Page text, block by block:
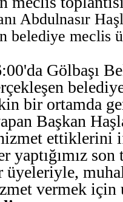
Abdulnasır
belediye meclis
Gölbaşı
bir ortamda
Başkan
ettiklerini
yaptığımız
üyeleriyle,
vermek için